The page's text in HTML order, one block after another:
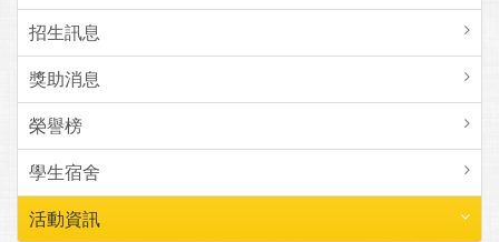
招生訊息
獎助消息
榮譽榜
學生宿舍
活動資訊